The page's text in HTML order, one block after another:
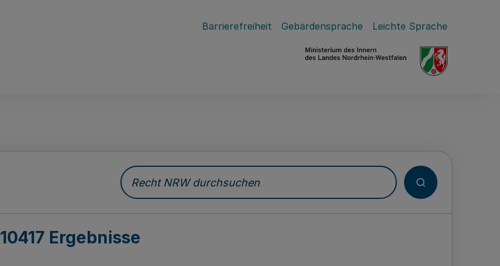
Barrierefreiheit Gebärdensprache Leichte Sprache
Recht NRW durchsuchen
10417 Ergebnisse